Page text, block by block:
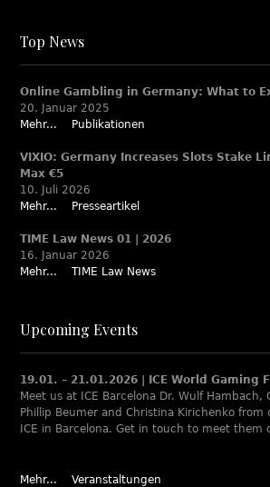
Top News
Online Gambling in Germany: What to
20. Januar 2025
Mehr...
Publikationen
VIXIO: Germany Increases Slots Stake
Max €5
10. Juli 2026
Mehr...
Presseartikel
TIME Law News 01 | 2026
16. Januar 2026
Mehr...
TIME Law News
Upcoming Events
19.01. – 21.01.2026 | ICE World Gaming
Meet us at ICE Barcelona Dr. Wulf Hambach,
Phillip Beumer and Christina Kirichenko
ICE in Barcelona. Get in touch to meet them
Mehr... Veranstaltungen